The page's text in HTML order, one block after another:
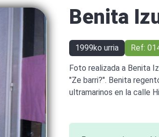
Benita
1999ko urria Ref:
Foto realizada a Benita
"Ze barri?". Benita
ultramarinos en la calle